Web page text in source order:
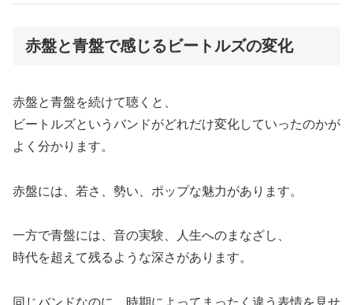
赤盤と青盤で感じるビートルズの変化
赤盤と青盤を続けて聴くと、
ビートルズというバンドがどれだけ変化していったのかが
よく分かります。
赤盤には、若さ、勢い、ポップな魅力があります。
一方で青盤には、音の実験、人生へのまなざし、
時代を超えて残るような深さがあります。